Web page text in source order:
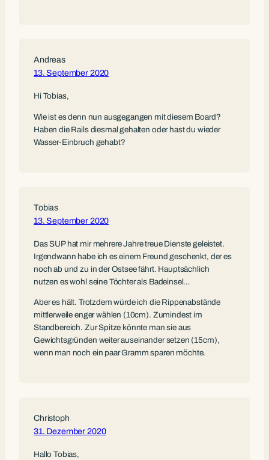
Andreas
13. September 2020
Hi Tobias,
Wie ist es denn nun ausgegangen mit diesem Board?
Haben die Rails diesmal gehalten oder hast du wieder
Wasser-Einbruch gehabt?
Tobias
13. September 2020
Das SUP hat mir mehrere Jahre treue Dienste geleistet.
Irgendwann habe ich es einem Freund geschenkt, der es
noch ab und zu in der Ostsee fährt. Hauptsächlich
nutzen es wohl seine Töchter als Badeinsel…
Aber es hält. Trotzdem würde ich die Rippenabstände
mittlerweile enger wählen (10cm). Zumindest im
Standbereich. Zur Spitze könnte man sie aus
Gewichtsgründen weiter auseinander setzen (15cm),
wenn man noch ein paar Gramm sparen möchte.
Christoph
31. Dezember 2020
Hallo Tobias,